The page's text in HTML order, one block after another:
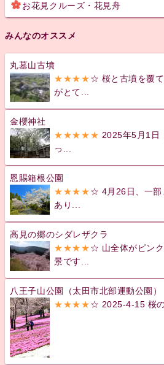
お花見クルーズ・花見舟
みんなのオススメ
丸墓山古墳
★★★★☆ 桜と古墳を覆
がとて...
金櫻神社
★★★★★ 2025年5月1日
っ...
恩賜箱根公園
★★★★☆ 4月26日、一部
あり...
高見の郷のシダレザクラ
★★★★☆ 山全体がピン
景です...
八王子山公園（太田市北部運動公園）
★★★★☆ 2025-4-15 桜